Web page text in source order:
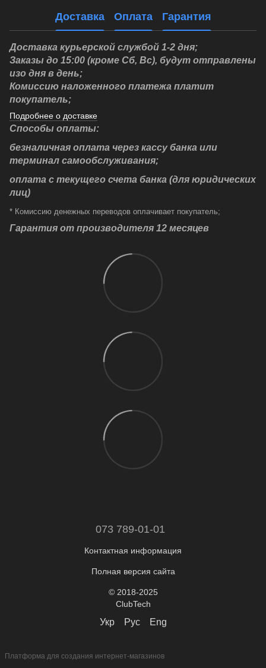
Доставка Оплата Гарантия
Доставка курьерской службой 1-2 дня;
Заказы до 15:00 (кроме Сб, Вс), будут отправлены
изо дня в день;
Комиссию наложенного платежа платит
покупатель;
Подробнее о доставке
Способы оплаты:
безналичная оплата через кассу банка или
терминал самообслуживания;
оплата с текущего счета банка (для юридических
лиц)
* Комиссию денежных переводов оплачивает покупатель;
Гарантия от производителя 12 месяцев
073 789-01-01
Контактная информация
Полная версия сайта
© 2018-2025
ClubTech
Укр Рус Eng
Платформа для создания интернет-магазинов